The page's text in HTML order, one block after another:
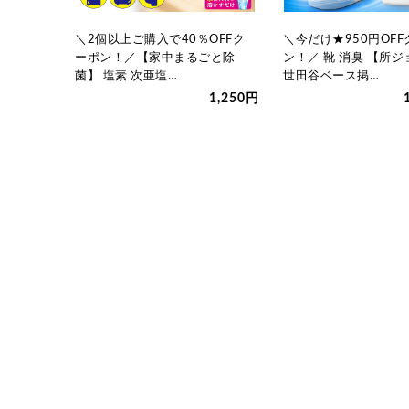
＼2個以上ご購入で40％OFFク
ーポン！／【家中まるごと除
菌】 塩素 次亜塩…
1,250円
＼今だけ★950円OFF
ン！／ 靴 消臭 【所ジ
世田谷ベース掲…